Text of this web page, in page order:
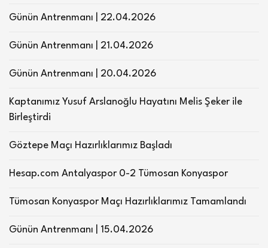
Günün Antrenmanı | 22.04.2026
Günün Antrenmanı | 21.04.2026
Günün Antrenmanı | 20.04.2026
Kaptanımız Yusuf Arslanoğlu Hayatını Melis Şeker ile
Birleştirdi
Göztepe Maçı Hazırlıklarımız Başladı
Hesap.com Antalyaspor 0-2 Tümosan Konyaspor
Tümosan Konyaspor Maçı Hazırlıklarımız Tamamlandı
Günün Antrenmanı | 15.04.2026